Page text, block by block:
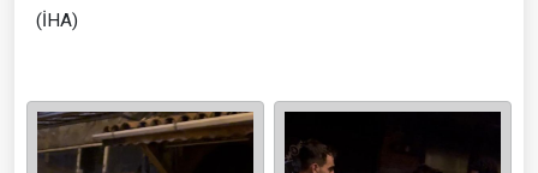
(İHA)